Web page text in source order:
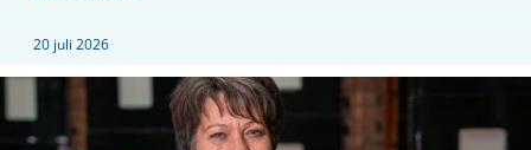
20 juli 2026